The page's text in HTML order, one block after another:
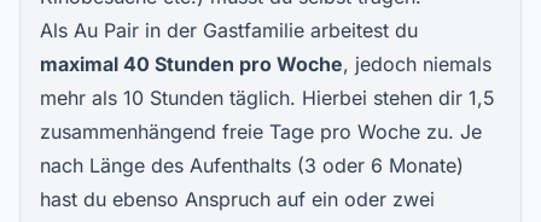
Als Au Pair in der Gastfamilie arbeitest du
maximal 40 Stunden pro Woche, jedoch niemals
mehr als 10 Stunden täglich. Hierbei stehen dir 1,5
zusammenhängend freie Tage pro Woche zu. Je
nach Länge des Aufenthalts (3 oder 6 Monate)
hast du ebenso Anspruch auf ein oder zwei